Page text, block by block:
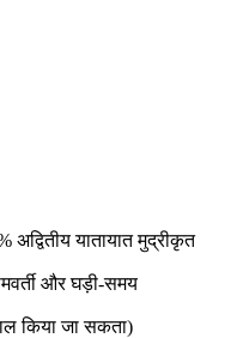
यातायात मुद्रीकृत
और घड़ी-समय
किया जा सकता)